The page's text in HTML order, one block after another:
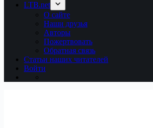
LTB.net
О сайте
Наши друзья
Авторы
Пожертвовать
Обратная связь
Статьи наших читателей
Войти